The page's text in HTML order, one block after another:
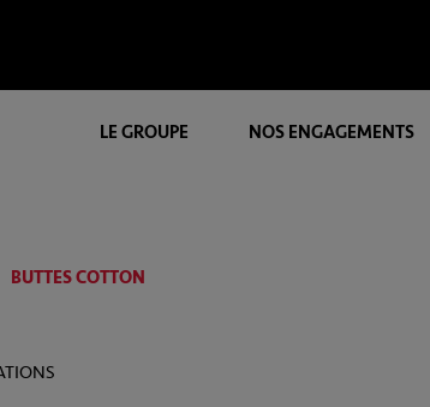
LE GROUPE NOS ENGAGEMENTS
BUTTES COTTON